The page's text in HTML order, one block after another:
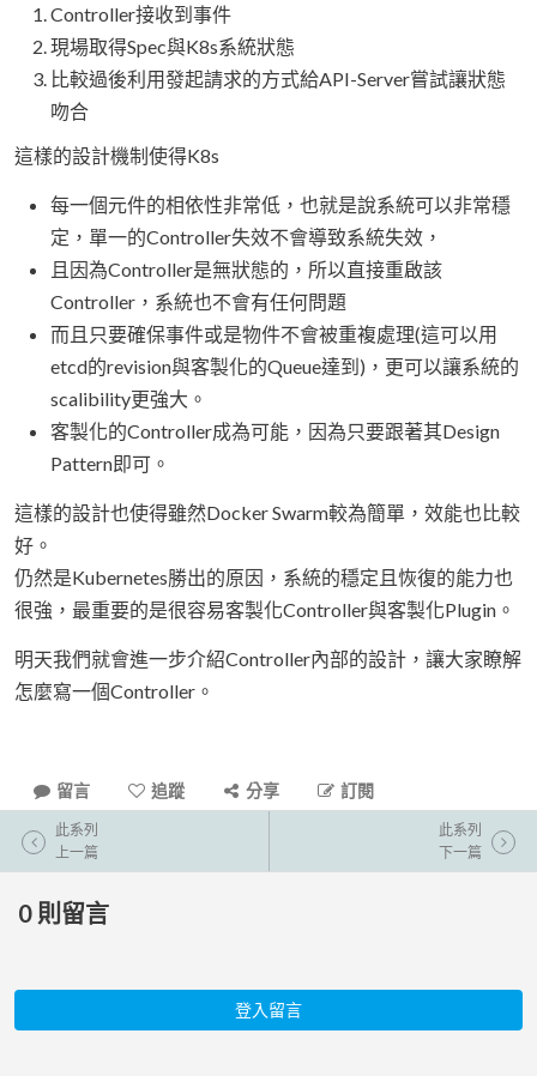
Controller接收到事件
現場取得Spec與K8s系統狀態
比較過後利用發起請求的方式給API-Server嘗試讓狀態
吻合
這樣的設計機制使得K8s
每一個元件的相依性非常低，也就是說系統可以非常穩
定，單一的Controller失效不會導致系統失效，
且因為Controller是無狀態的，所以直接重啟該
Controller，系統也不會有任何問題
而且只要確保事件或是物件不會被重複處理(這可以用
etcd的revision與客製化的Queue達到)，更可以讓系統的
scalibility更強大。
客製化的Controller成為可能，因為只要跟著其Design
Pattern即可。
這樣的設計也使得雖然Docker Swarm較為簡單，效能也比較
好。
仍然是Kubernetes勝出的原因，系統的穩定且恢復的能力也
很強，最重要的是很容易客製化Controller與客製化Plugin。
明天我們就會進一步介紹Controller內部的設計，讓大家瞭解
怎麼寫一個Controller。
留言 追蹤 分享 訂閱
此系列
上一篇
此系列
下一篇
0 則留言
登入留言